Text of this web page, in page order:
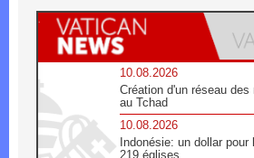
10.08.2026
Création d'un réseau
au Tchad
10.08.2026
Indonésie: un dollar
219 églises